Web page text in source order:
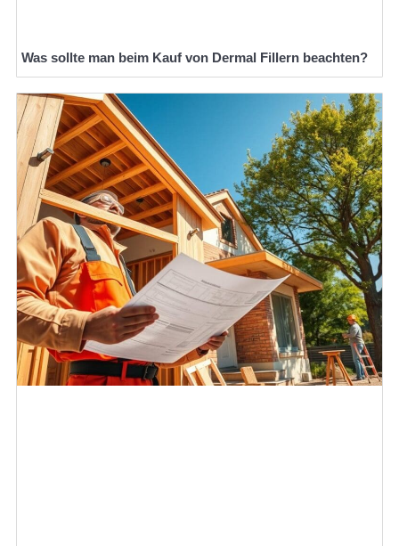
Was sollte man beim Kauf von Dermal Fillern beachten?